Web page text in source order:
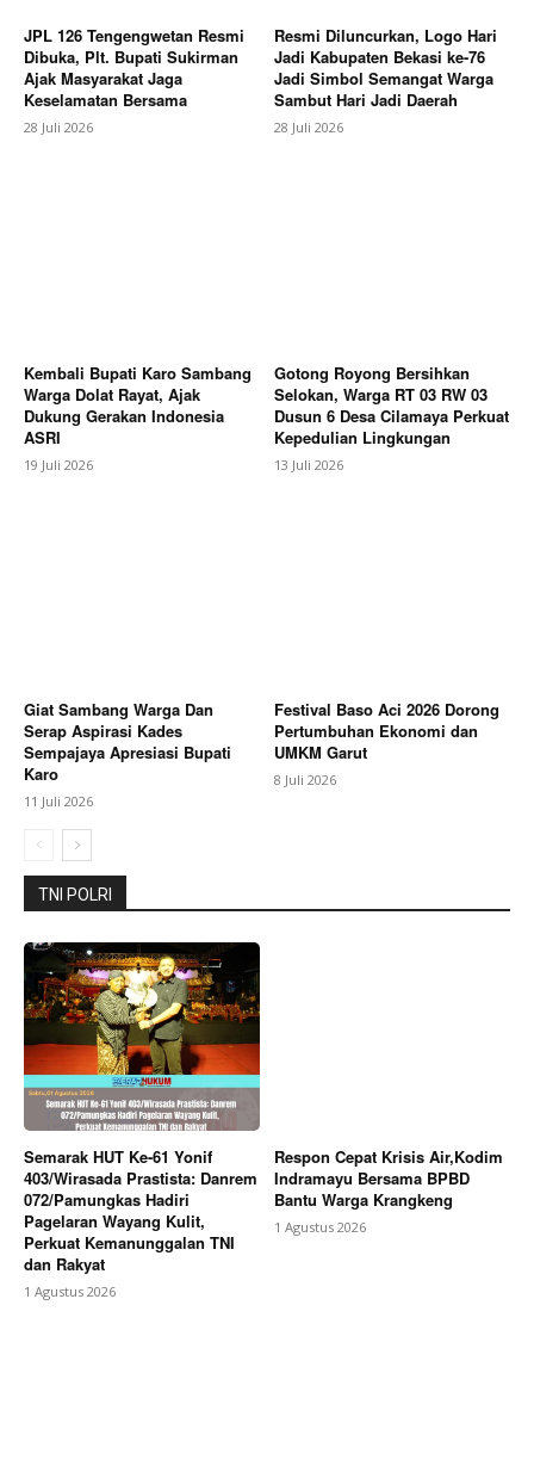
Subscription Plans
My account
Bagikan Artikel
JPL 126 Tengengwetan Resmi
Dibuka, Plt. Bupati Sukirman
Ajak Masyarakat Jaga
Keselamatan Bersama
28 Juli 2026
Resmi Diluncurkan, Logo Hari
Jadi Kabupaten Bekasi ke-76
Jadi Simbol Semangat Warga
Sambut Hari Jadi Daerah
28 Juli 2026
Kembali Bupati Karo Sambang
Warga Dolat Rayat, Ajak
Dukung Gerakan Indonesia
ASRI
19 Juli 2026
Gotong Royong Bersihkan
Selokan, Warga RT 03 RW 03
Dusun 6 Desa Cilamaya Perkuat
Kepedulian Lingkungan
13 Juli 2026
Giat Sambang Warga Dan
Serap Aspirasi Kades
Sempajaya Apresiasi Bupati
Karo
11 Juli 2026
Festival Baso Aci 2026 Dorong
Pertumbuhan Ekonomi dan
UMKM Garut
8 Juli 2026
TNI POLRI
Semarak HUT Ke-61 Yonif
403/Wirasada Prastista: Danrem
072/Pamungkas Hadiri
Pagelaran Wayang Kulit,
Perkuat Kemanunggalan TNI
dan Rakyat
1 Agustus 2026
Respon Cepat Krisis Air,Kodim
Indramayu Bersama BPBD
Bantu Warga Krangkeng
1 Agustus 2026